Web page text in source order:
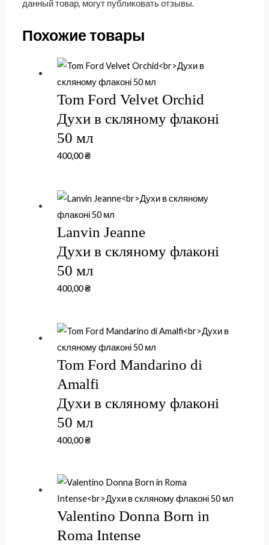
данный товар, могут публиковать отзывы.
Похожие товары
Tom Ford Velvet Orchid
Духи в скляному флаконі
50 мл
400,00₴
Lanvin Jeanne
Духи в скляному флаконі
50 мл
400,00₴
Tom Ford Mandarino di
Amalfi
Духи в скляному флаконі
50 мл
400,00₴
Valentino Donna Born in
Roma Intense